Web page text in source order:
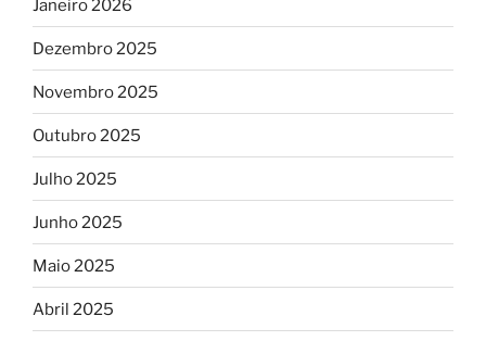
Janeiro 2026
Dezembro 2025
Novembro 2025
Outubro 2025
Julho 2025
Junho 2025
Maio 2025
Abril 2025